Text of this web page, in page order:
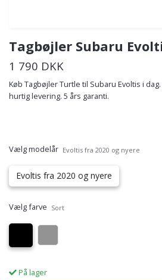
Tagbøjler Subaru
1 790 DKK
Køb Tagbøjler Turtle til Subaru Evoltis i
hurtig levering. 5 års garanti.
Vælg modelår Evoltis fra 2020 og nyere
Evoltis fra 2020 og nyere
Vælg farve Sort
På lager